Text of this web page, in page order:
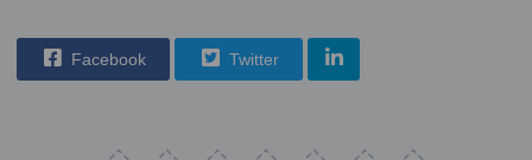
Facebook Twitter